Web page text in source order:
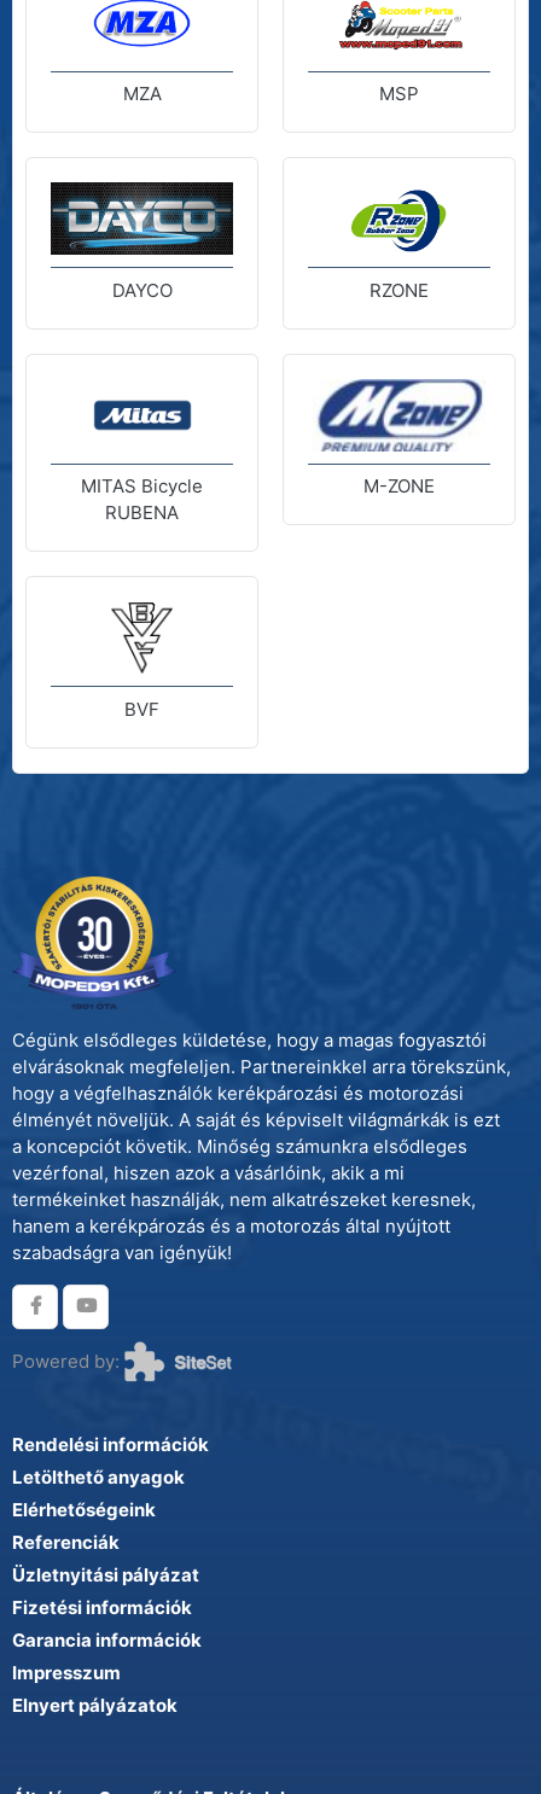
MZA MSP
DAYCO RZONE
MITAS Bicycle
RUBENA
M-ZONE
BVF
Cégünk elsődleges küldetése, hogy a magas fogyasztói
elvárásoknak megfeleljen. Partnereinkkel arra törekszünk,
hogy a végfelhasználók kerékpározási és motorozási
élményét növeljük. A saját és képviselt világmárkák is ezt
a koncepciót követik. Minőség számunkra elsődleges
vezérfonal, hiszen azok a vásárlóink, akik a mi
termékeinket használják, nem alkatrészeket keresnek,
hanem a kerékpározás és a motorozás által nyújtott
szabadságra van igényük!
Powered by:
Rendelési információk
Letölthető anyagok
Elérhetőségeink
Referenciák
Üzletnyitási pályázat
Fizetési információk
Garancia információk
Impresszum
Elnyert pályázatok